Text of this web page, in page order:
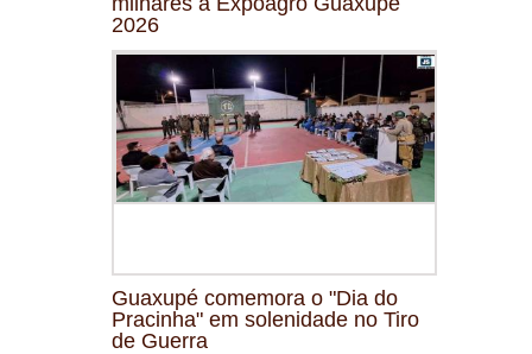
2026
Guaxupé comemora o "Dia do
Pracinha" em solenidade no Tiro
de Guerra